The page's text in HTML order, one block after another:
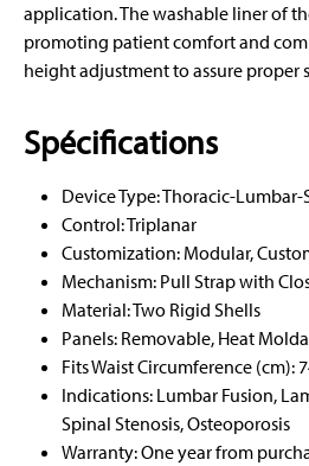
application. The washable liner of
promoting patient comfort and
height adjustment to assure
Spécifications
Device Type: Thoracic-Lumbar-
Control: Triplanar
Customization: Modular,
Mechanism: Pull Strap with
Material: Two Rigid Shells
Panels: Removable, Heat
Fits Waist Circumference (cm):
Indications: Lumbar Fusion,
Spinal Stenosis, Osteoporosis
Warranty: One year from